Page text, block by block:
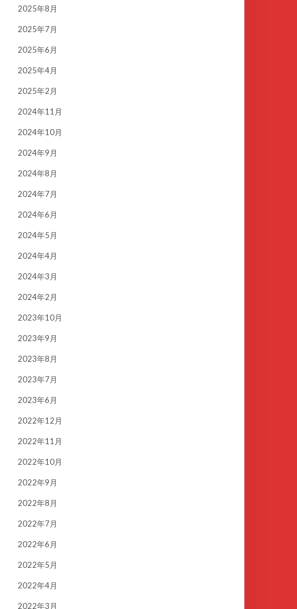
2025年8月
2025年7月
2025年6月
2025年4月
2025年2月
2024年11月
2024年10月
2024年9月
2024年8月
2024年7月
2024年6月
2024年5月
2024年4月
2024年3月
2024年2月
2023年10月
2023年9月
2023年8月
2023年7月
2023年6月
2022年12月
2022年11月
2022年10月
2022年9月
2022年8月
2022年7月
2022年6月
2022年5月
2022年4月
2022年3月